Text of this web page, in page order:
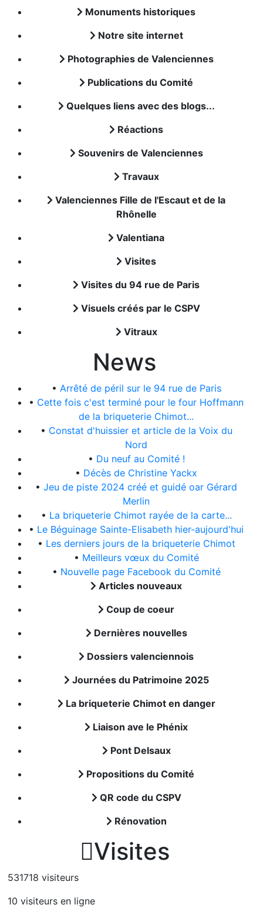
Monuments historiques
Notre site internet
Photographies de Valenciennes
Publications du Comité
Quelques liens avec des blogs...
Réactions
Souvenirs de Valenciennes
Travaux
Valenciennes Fille de l'Escaut et de la
Rhônelle
Valentiana
Visites
Visites du 94 rue de Paris
Visuels créés par le CSPV
Vitraux
News
• Arrêté de péril sur le 94 rue de Paris
• Cette fois c'est terminé pour le four Hoffmann
de la briqueterie Chimot...
• Constat d'huissier et article de la Voix du
Nord
• Du neuf au Comité !
• Décès de Christine Yackx
• Jeu de piste 2024 créé et guidé oar Gérard
Merlin
• La briqueterie Chimot rayée de la carte...
• Le Béguinage Sainte-Elisabeth hier-aujourd'hui
• Les derniers jours de la briqueterie Chimot
• Meilleurs vœux du Comité
• Nouvelle page Facebook du Comité
Articles nouveaux
Coup de coeur
Dernières nouvelles
Dossiers valenciennois
Journées du Patrimoine 2025
La briqueterie Chimot en danger
Liaison ave le Phénix
Pont Delsaux
Propositions du Comité
QR code du CSPV
Rénovation
Visites
531718 visiteurs
10 visiteurs en ligne